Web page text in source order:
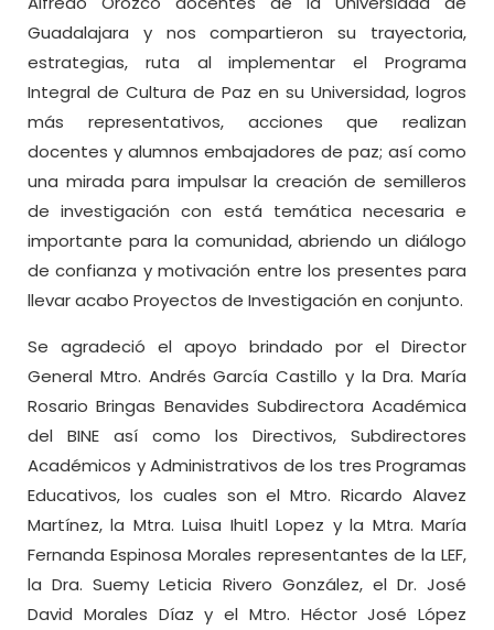
Guadalajara y nos compartieron su trayectoria,
estrategias, ruta al implementar el Programa
Integral de Cultura de Paz en su Universidad, logros
más representativos, acciones que realizan
docentes y alumnos embajadores de paz; así como
una mirada para impulsar la creación de semilleros
de investigación con está temática necesaria e
importante para la comunidad, abriendo un diálogo
de confianza y motivación entre los presentes para
llevar acabo Proyectos de Investigación en conjunto.
Se agradeció el apoyo brindado por el Director
General Mtro. Andrés García Castillo y la Dra. María
Rosario Bringas Benavides Subdirectora Académica
del BINE así como los Directivos, Subdirectores
Académicos y Administrativos de los tres Programas
Educativos, los cuales son el Mtro. Ricardo Alavez
Martínez, la Mtra. Luisa Ihuitl Lopez y la Mtra. María
Fernanda Espinosa Morales representantes de la LEF,
la Dra. Suemy Leticia Rivero González, el Dr. José
David Morales Díaz y el Mtro. Héctor José López